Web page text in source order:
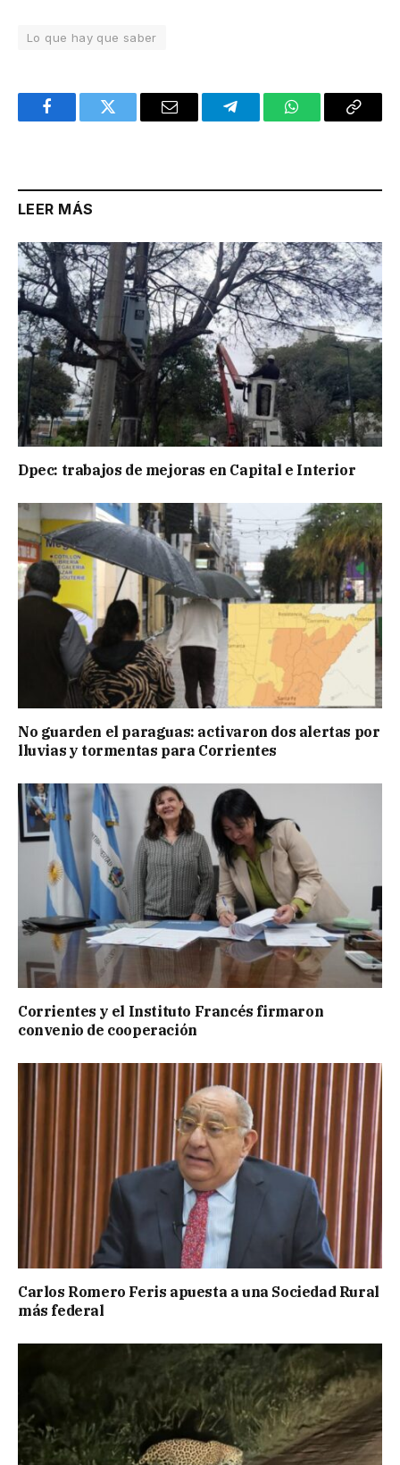
Lo que hay que saber
FacebookTwitter Email TelegramWhatsAppCopy
LEER MÁS
Dpec: trabajos de mejoras en Capital e Interior
No guarden el paraguas: activaron dos alertas por
lluvias y tormentas para Corrientes
Corrientes y el Instituto Francés firmaron
convenio de cooperación
Carlos Romero Feris apuesta a una Sociedad Rural
más federal